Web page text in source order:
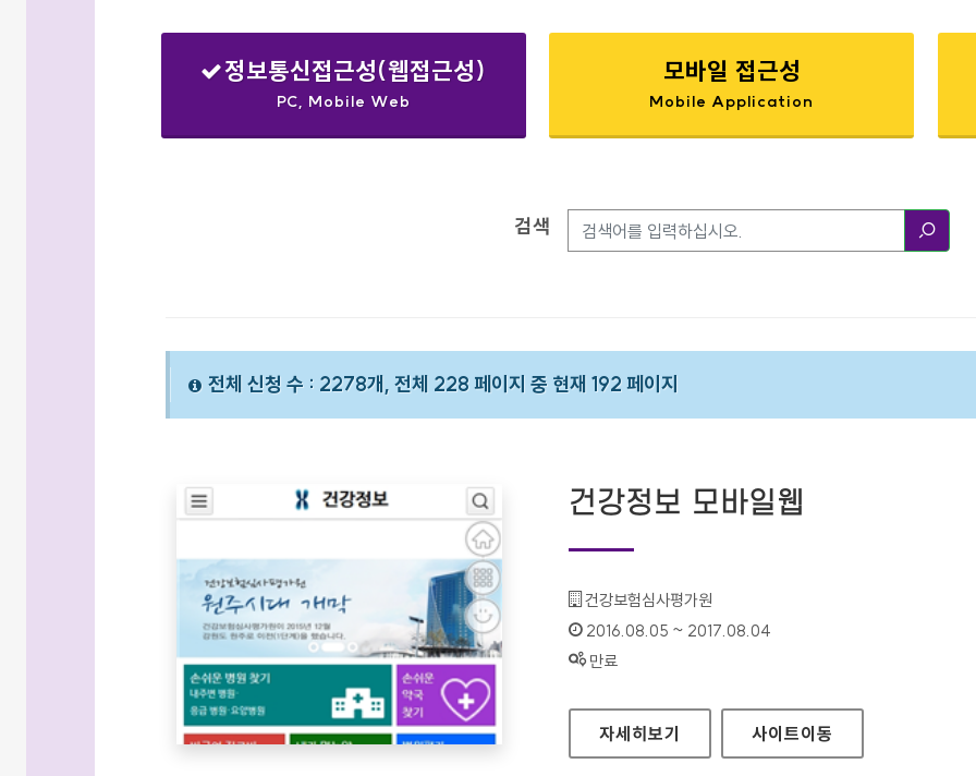
정보통신접근성(웹접근성)
PC, Mobile Web
모바일 접근성
Mobile Application
검색
전체 신청 수 : 2278개, 전체 228 페이지 중 현재 192 페이지
건강정보 모바일웹
기관명 :
건강보험심사평가원
인증기간 :
2016.08.05 ~ 2017.08.04
상태 :
만료
건강정보 모바일웹
자세히보기 사이트이동